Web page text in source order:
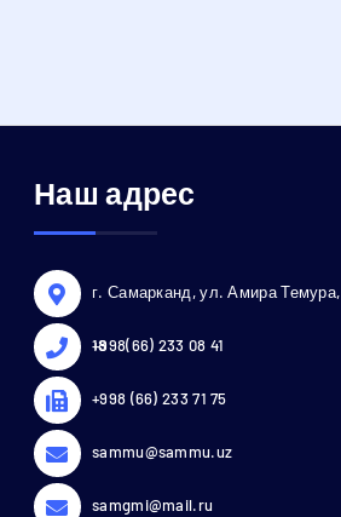
Наш адрес
г. Самарканд, ул. Амира Темура,
18
+998(66) 233 08 41
+998 (66) 233 71 75
sammu@sammu.uz
samgmi@mail.ru